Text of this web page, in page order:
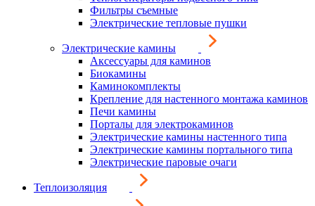
Фильтры съемные
Электрические тепловые пушки
Электрические камины
Аксессуары для каминов
Биокамины
Каминокомплекты
Крепление для настенного монтажа каминов
Печи камины
Порталы для электрокаминов
Электрические камины настенного типа
Электрические камины портального типа
Электрические паровые очаги
Теплоизоляция